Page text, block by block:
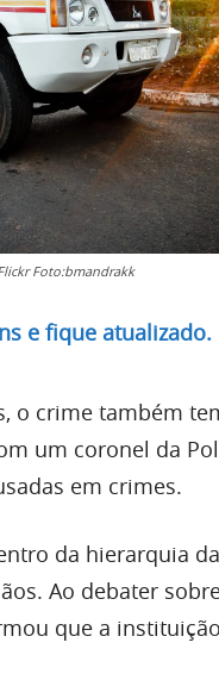
Foto:bmandrakk
e fique atualizado.
o crime também
um coronel da
em crimes.
da hierarquia
Ao debater
que a